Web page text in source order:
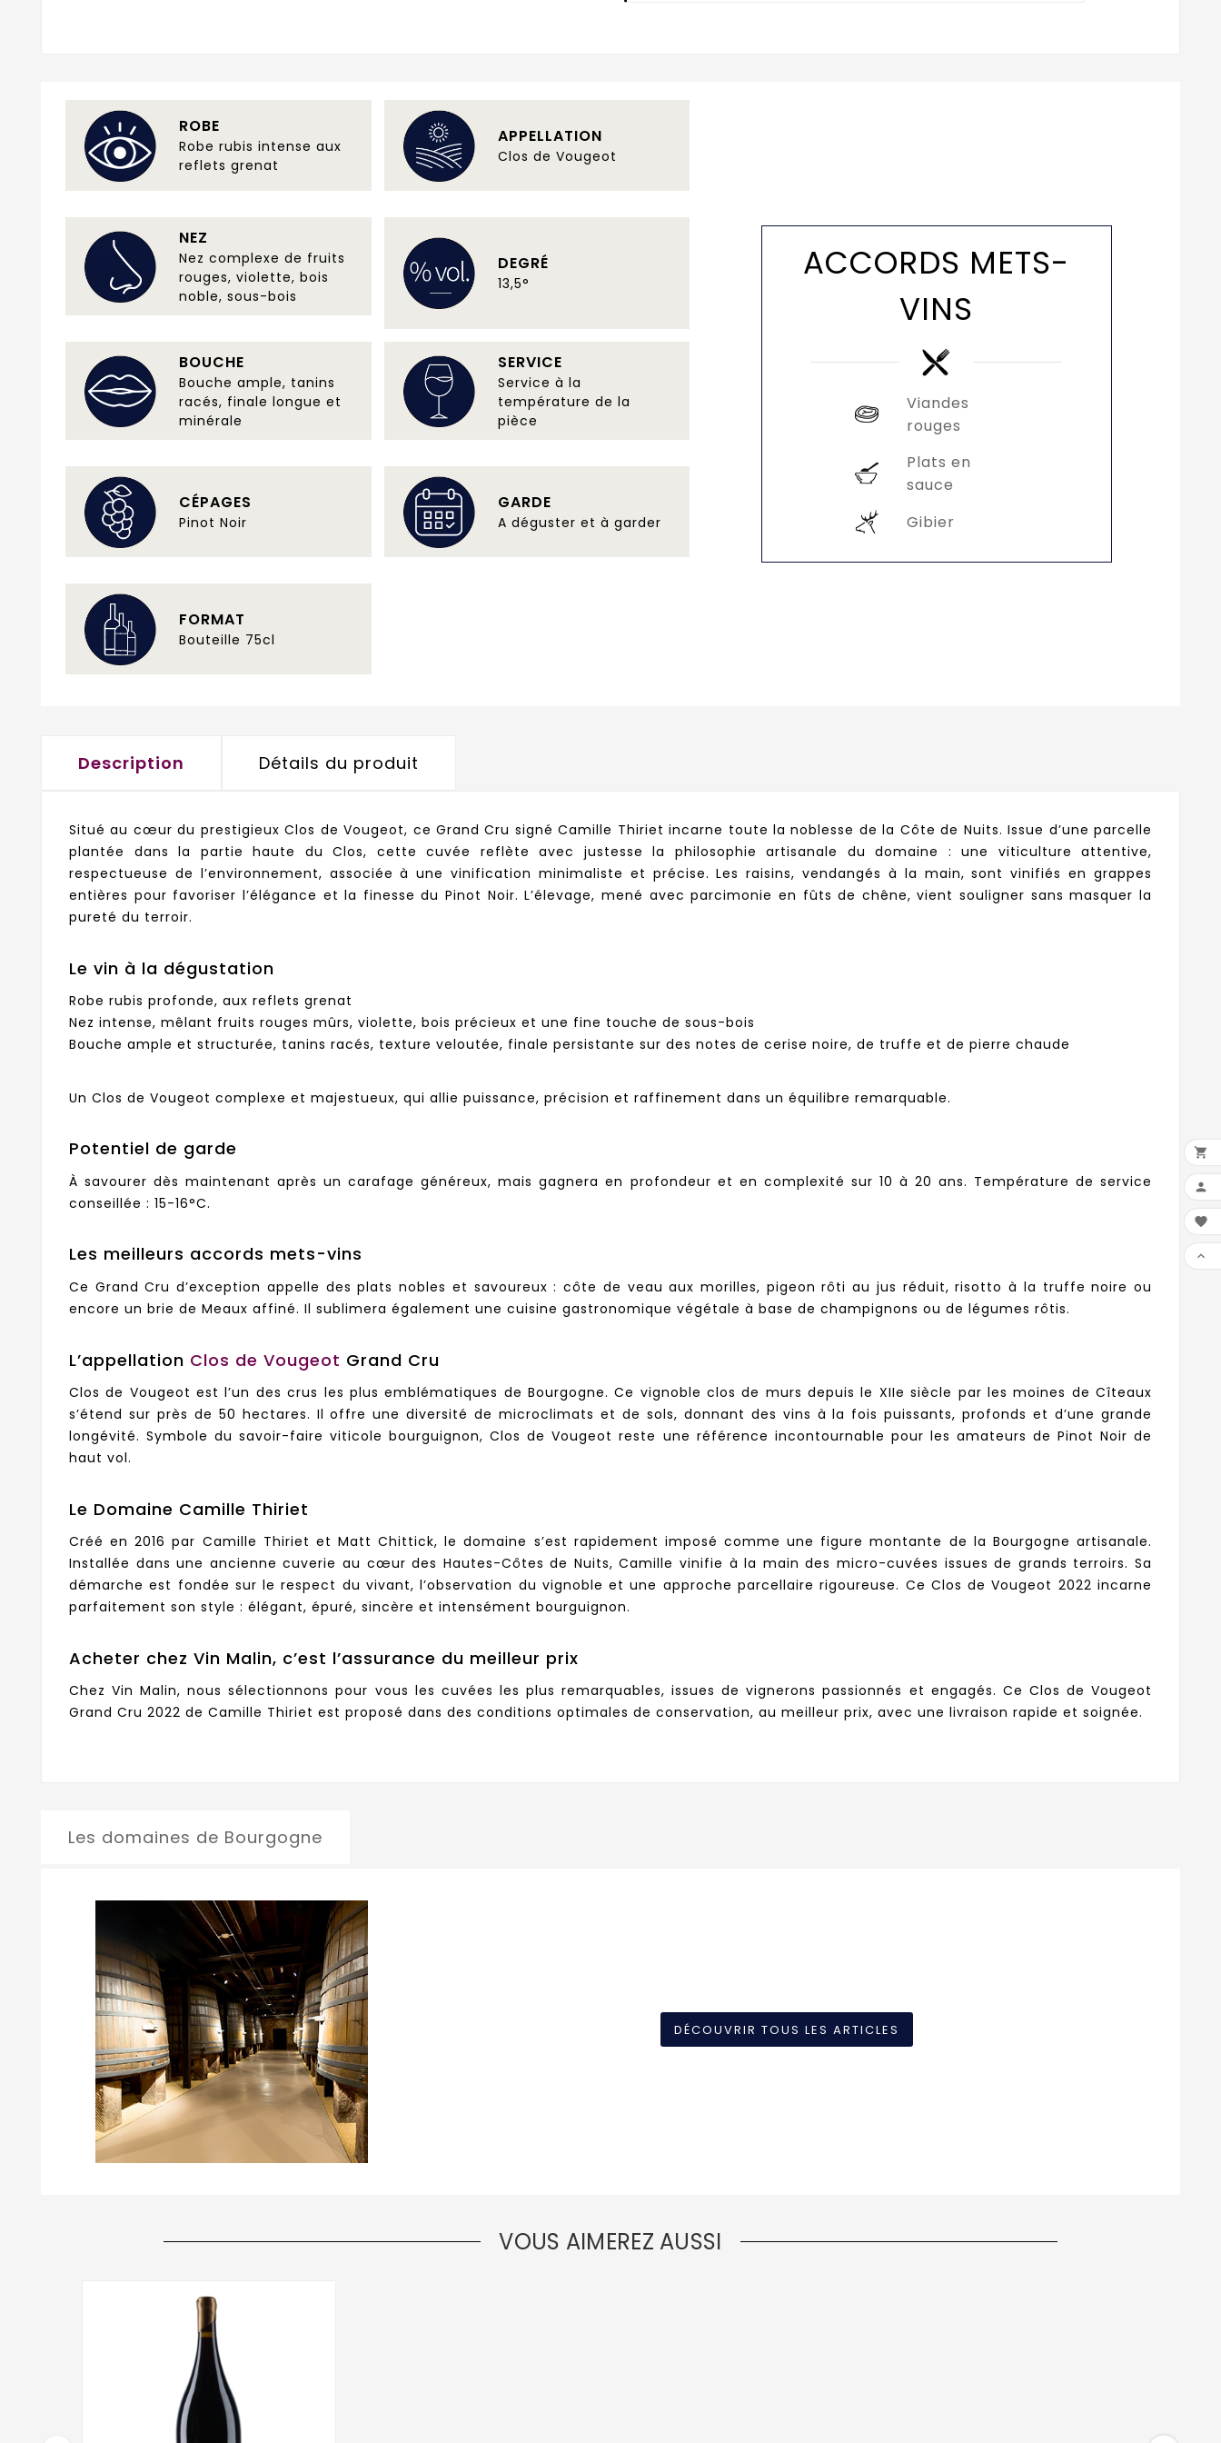
ROBE
Robe rubis intense aux
reflets grenat
APPELLATION
Clos de Vougeot
NEZ
Nez complexe de fruits
rouges, violette, bois
noble, sous-bois
DEGRÉ
13,5°
BOUCHE
Bouche ample, tanins
racés, finale longue et
minérale
SERVICE
Service à la
température de la
pièce
CÉPAGES
Pinot Noir
GARDE
A déguster et à garder
FORMAT
Bouteille 75cl
ACCORDS METS-
VINS
Viandes
rouges
Plats en
sauce
Gibier
Description Détails du produit
Situé au cœur du prestigieux Clos de Vougeot, ce Grand Cru signé Camille Thiriet incarne toute la noblesse de la Côte de Nuits. Issue d’une parcelle
plantée dans la partie haute du Clos, cette cuvée reflète avec justesse la philosophie artisanale du domaine : une viticulture attentive,
respectueuse de l’environnement, associée à une vinification minimaliste et précise. Les raisins, vendangés à la main, sont vinifiés en grappes
entières pour favoriser l’élégance et la finesse du Pinot Noir. L’élevage, mené avec parcimonie en fûts de chêne, vient souligner sans masquer la
pureté du terroir.
Le vin à la dégustation
Robe rubis profonde, aux reflets grenat
Nez intense, mêlant fruits rouges mûrs, violette, bois précieux et une fine touche de sous-bois
Bouche ample et structurée, tanins racés, texture veloutée, finale persistante sur des notes de cerise noire, de truffe et de pierre chaude
Un Clos de Vougeot complexe et majestueux, qui allie puissance, précision et raffinement dans un équilibre remarquable.
Potentiel de garde
À savourer dès maintenant après un carafage généreux, mais gagnera en profondeur et en complexité sur 10 à 20 ans. Température de service
conseillée : 15-16°C.
Les meilleurs accords mets-vins
Ce Grand Cru d’exception appelle des plats nobles et savoureux : côte de veau aux morilles, pigeon rôti au jus réduit, risotto à la truffe noire ou
encore un brie de Meaux affiné. Il sublimera également une cuisine gastronomique végétale à base de champignons ou de légumes rôtis.
L’appellation Clos de Vougeot Grand Cru
Clos de Vougeot est l’un des crus les plus emblématiques de Bourgogne. Ce vignoble clos de murs depuis le XIIe siècle par les moines de Cîteaux
s’étend sur près de 50 hectares. Il offre une diversité de microclimats et de sols, donnant des vins à la fois puissants, profonds et d’une grande
longévité. Symbole du savoir-faire viticole bourguignon, Clos de Vougeot reste une référence incontournable pour les amateurs de Pinot Noir de
haut vol.
Le Domaine Camille Thiriet
Créé en 2016 par Camille Thiriet et Matt Chittick, le domaine s’est rapidement imposé comme une figure montante de la Bourgogne artisanale.
Installée dans une ancienne cuverie au cœur des Hautes-Côtes de Nuits, Camille vinifie à la main des micro-cuvées issues de grands terroirs. Sa
démarche est fondée sur le respect du vivant, l’observation du vignoble et une approche parcellaire rigoureuse. Ce Clos de Vougeot 2022 incarne
parfaitement son style : élégant, épuré, sincère et intensément bourguignon.
Acheter chez Vin Malin, c’est l’assurance du meilleur prix
Chez Vin Malin, nous sélectionnons pour vous les cuvées les plus remarquables, issues de vignerons passionnés et engagés. Ce Clos de Vougeot
Grand Cru 2022 de Camille Thiriet est proposé dans des conditions optimales de conservation, au meilleur prix, avec une livraison rapide et soignée.
Les domaines de Bourgogne
DÉCOUVRIR TOUS LES ARTICLES
VOUS AIMEREZ AUSSI



